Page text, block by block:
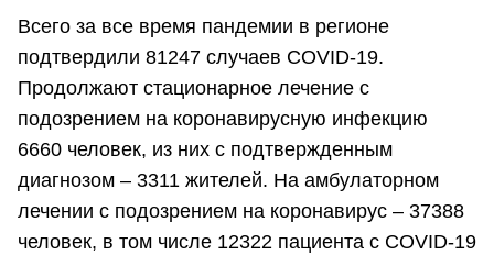
Всего за все время пандемии в регионе
подтвердили 81247 случаев COVID-19.
Продолжают стационарное лечение с
подозрением на коронавирусную инфекцию
6660 человек, из них с подтвержденным
диагнозом – 3311 жителей. На амбулаторном
лечении с подозрением на коронавирус – 37388
человек, в том числе 12322 пациента с COVID-19